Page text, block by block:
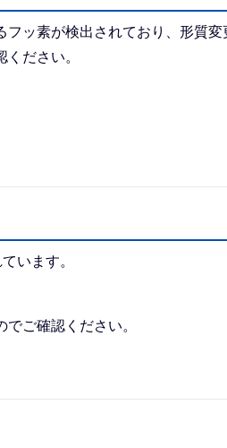
ッ素が検出されており、形質変
ださい。
います。
ご確認ください。